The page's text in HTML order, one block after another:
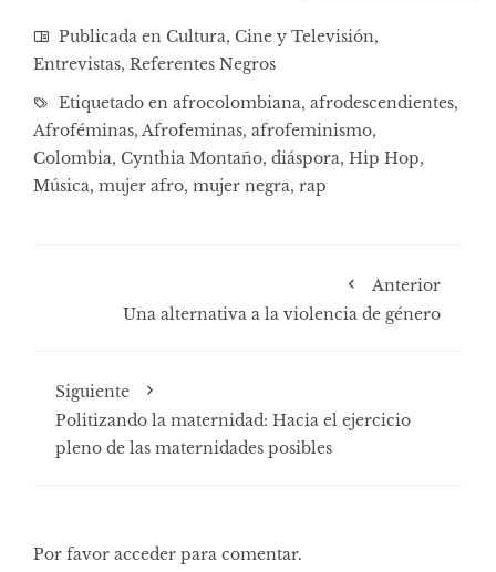
Publicada en Cultura, Cine y Televisión,
Entrevistas, Referentes Negros
Etiquetado en afrocolombiana, afrodescendientes,
Afroféminas, Afrofeminas, afrofeminismo,
Colombia, Cynthia Montaño, diáspora, Hip Hop,
Música, mujer afro, mujer negra, rap
Anterior
Una alternativa a la violencia de género
Siguiente
Politizando la maternidad: Hacia el ejercicio
pleno de las maternidades posibles
Por favor acceder para comentar.